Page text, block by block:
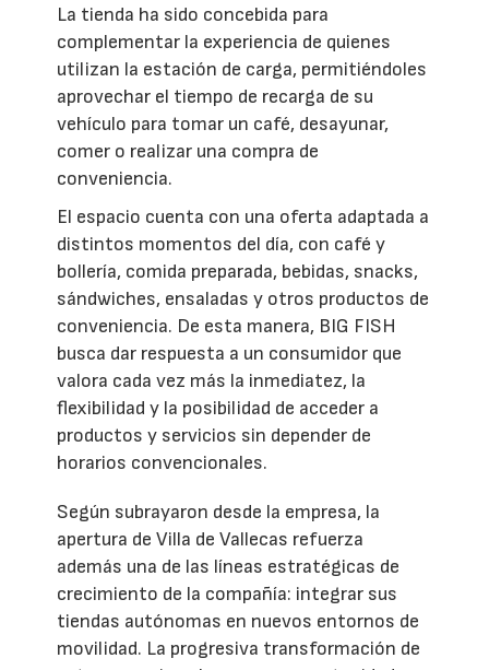
La tienda ha sido concebida para
complementar la experiencia de quienes
utilizan la estación de carga, permitiéndoles
aprovechar el tiempo de recarga de su
vehículo para tomar un café, desayunar,
comer o realizar una compra de
conveniencia.
El espacio cuenta con una oferta adaptada a
distintos momentos del día, con café y
bollería, comida preparada, bebidas, snacks,
sándwiches, ensaladas y otros productos de
conveniencia. De esta manera, BIG FISH
busca dar respuesta a un consumidor que
valora cada vez más la inmediatez, la
flexibilidad y la posibilidad de acceder a
productos y servicios sin depender de
horarios convencionales.
Según subrayaron desde la empresa, la
apertura de Villa de Vallecas refuerza
además una de las líneas estratégicas de
crecimiento de la compañía: integrar sus
tiendas autónomas en nuevos entornos de
movilidad. La progresiva transformación de